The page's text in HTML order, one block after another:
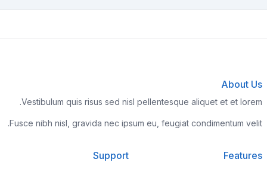
About Us
Vestibulum quis risus sed nisl pellentesque aliquet et et lorem.
Fusce nibh nisl, gravida nec ipsum eu, feugiat condimentum velit.
Features
Support